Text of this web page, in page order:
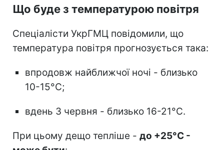
Що буде з температурою повітря
Спеціалісти УкрГМЦ повідомили, що
температура повітря прогнозується така:
впродовж найближчої ночі - близько
10-15°С;
вдень 3 червня - близько 16-21°С.
При цьому дещо тепліше - до +25°С -